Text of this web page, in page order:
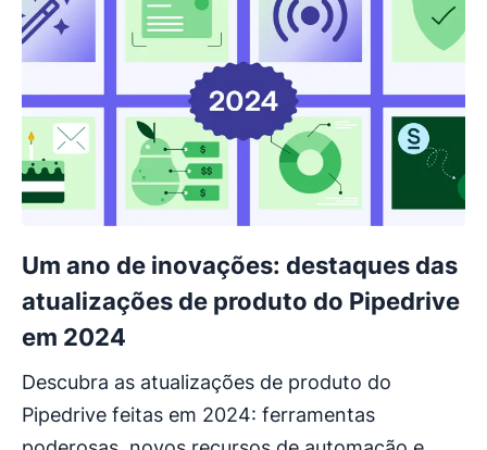
Um ano de inovações: destaques das
atualizações de produto do Pipedrive
em 2024
Descubra as atualizações de produto do
Pipedrive feitas em 2024: ferramentas